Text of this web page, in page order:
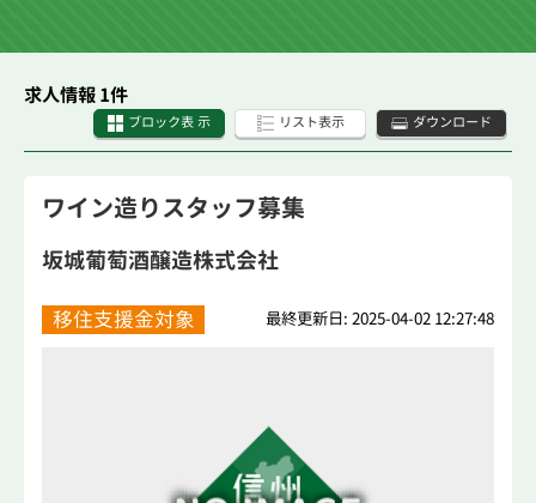
求人情報 1件
ブロック表 示 リスト表示 ダウンロード
ワイン造りスタッフ募集
坂城葡萄酒醸造株式会社
移住支援金対象 最終更新日: 2025-04-02 12:27:48